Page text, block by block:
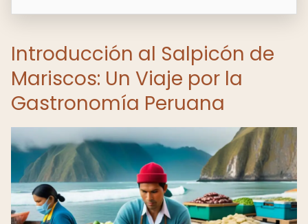
Introducción al Salpicón de
Mariscos: Un Viaje por la
Gastronomía Peruana